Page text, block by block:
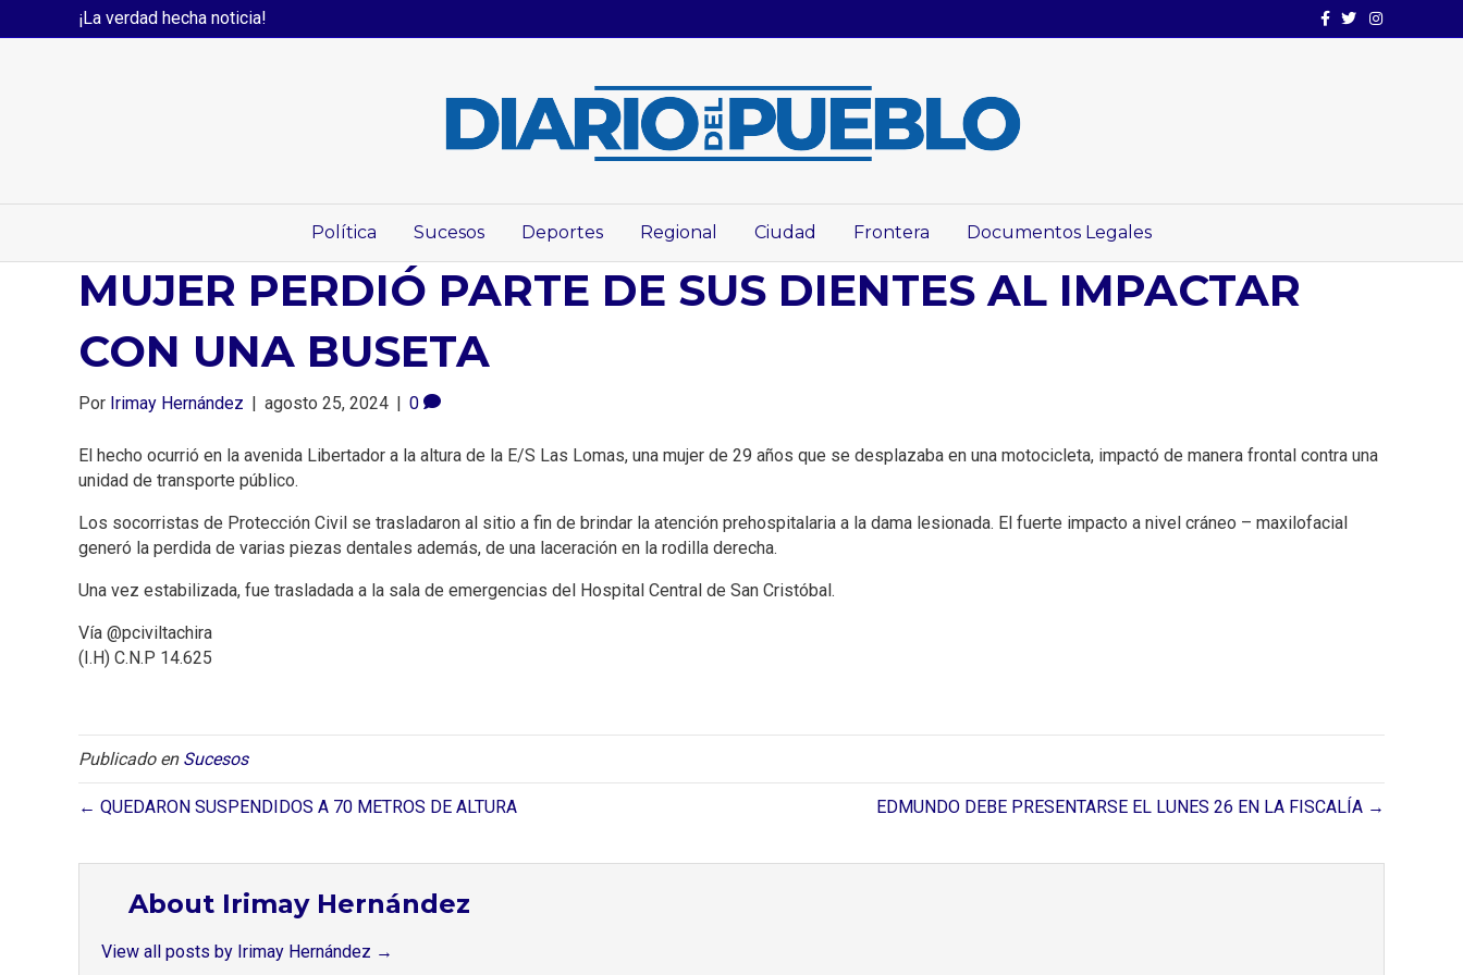
¡La verdad hecha noticia! Facebook
TwitterInstagram
Política Sucesos Deportes Regional Ciudad Frontera Documentos Legales
MUJER PERDIÓ PARTE DE SUS DIENTES AL IMPACTAR
CON UNA BUSETA
Por Irimay Hernández agosto 25, 2024 0
El hecho ocurrió en la avenida Libertador a la altura de la E/S Las Lomas, una mujer de 29 años que se desplazaba en una motocicleta, impactó de manera frontal contra una
unidad de transporte público.
Los socorristas de Protección Civil se trasladaron al sitio a fin de brindar la atención prehospitalaria a la dama lesionada. El fuerte impacto a nivel cráneo – maxilofacial
generó la perdida de varias piezas dentales además, de una laceración en la rodilla derecha.
Una vez estabilizada, fue trasladada a la sala de emergencias del Hospital Central de San Cristóbal.
Vía @pciviltachira
(I.H) C.N.P 14.625
Publicado en Sucesos
← QUEDARON SUSPENDIDOS A 70 METROS DE ALTURA EDMUNDO DEBE PRESENTARSE EL LUNES 26 EN LA FISCALÍA →
About Irimay Hernández
View all posts by Irimay Hernández →